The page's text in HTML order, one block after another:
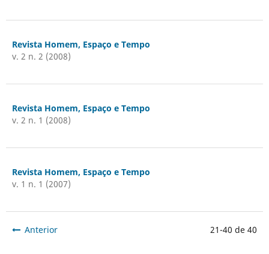
Revista Homem, Espaço e Tempo
v. 2 n. 2 (2008)
Revista Homem, Espaço e Tempo
v. 2 n. 1 (2008)
Revista Homem, Espaço e Tempo
v. 1 n. 1 (2007)
Anterior 21-40 de 40